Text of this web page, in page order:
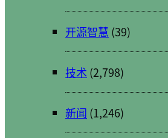
开源智慧 (39)
技术 (2,798)
新闻 (1,246)